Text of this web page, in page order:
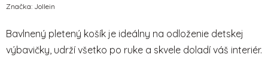
0,0
z
5
hviezdičiek.
Značka: Jollein
Bavlnený pletený košík je ideálny na odloženie detskej
výbavičky, udrží všetko po ruke a skvele doladí váš interiér.